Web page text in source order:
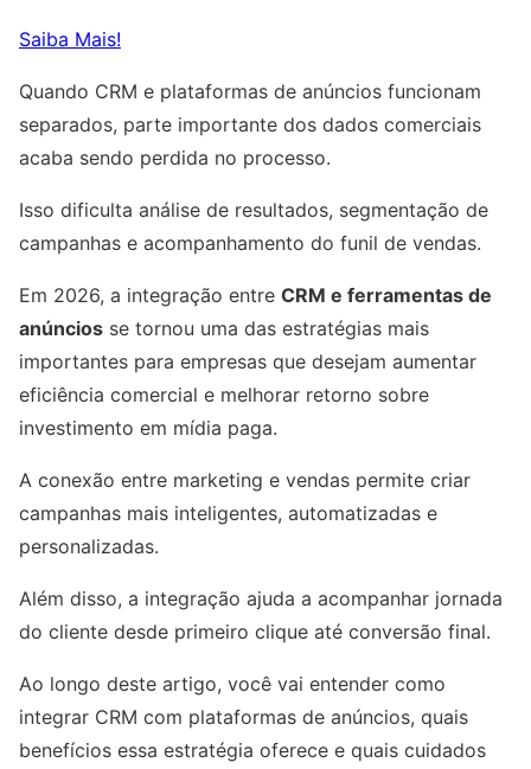
Saiba Mais!
Quando CRM e plataformas de anúncios funcionam
separados, parte importante dos dados comerciais
acaba sendo perdida no processo.
Isso dificulta análise de resultados, segmentação de
campanhas e acompanhamento do funil de vendas.
Em 2026, a integração entre CRM e ferramentas de
anúncios se tornou uma das estratégias mais
importantes para empresas que desejam aumentar
eficiência comercial e melhorar retorno sobre
investimento em mídia paga.
A conexão entre marketing e vendas permite criar
campanhas mais inteligentes, automatizadas e
personalizadas.
Além disso, a integração ajuda a acompanhar jornada
do cliente desde primeiro clique até conversão final.
Ao longo deste artigo, você vai entender como
integrar CRM com plataformas de anúncios, quais
benefícios essa estratégia oferece e quais cuidados